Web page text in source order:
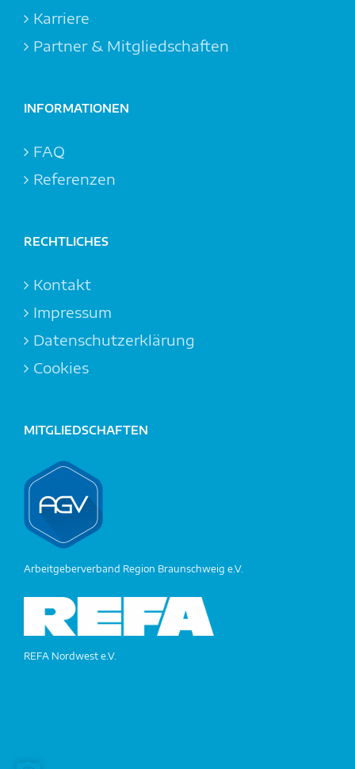
Karriere
Partner & Mitgliedschaften
INFORMATIONEN
FAQ
Referenzen
RECHTLICHES
Kontakt
Impressum
Datenschutzerklärung
Cookies
MITGLIEDSCHAFTEN
Arbeitgeberverband Region Braunschweig e.V.
REFA Nordwest e.V.